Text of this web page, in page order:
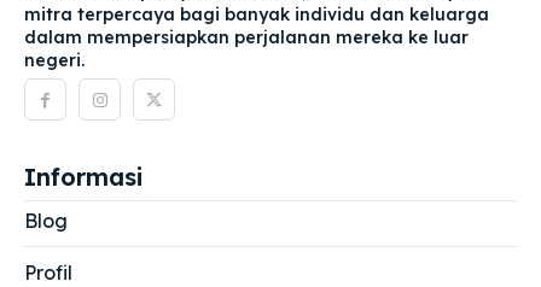
mitra terpercaya bagi banyak individu dan keluarga
dalam mempersiapkan perjalanan mereka ke luar
negeri.
Informasi
Blog
Profil